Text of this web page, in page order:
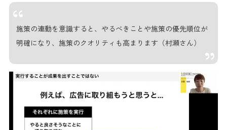
施策の連動を意識すると、やるべきことや施策の優先順位が
明確になり、施策のクオリティも高まります（村瀬さん）